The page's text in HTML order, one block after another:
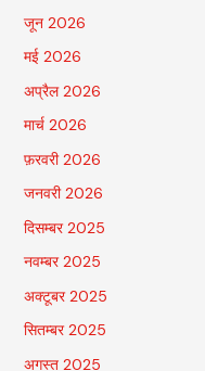
जून 2026
मई 2026
अप्रैल 2026
मार्च 2026
फ़रवरी 2026
जनवरी 2026
दिसम्बर 2025
नवम्बर 2025
अक्टूबर 2025
सितम्बर 2025
अगस्त 2025